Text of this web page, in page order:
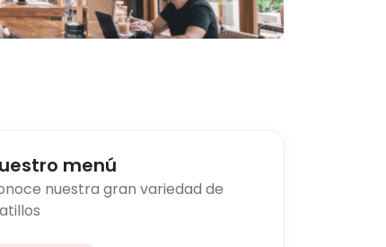
menú
nuestra gran variedad de